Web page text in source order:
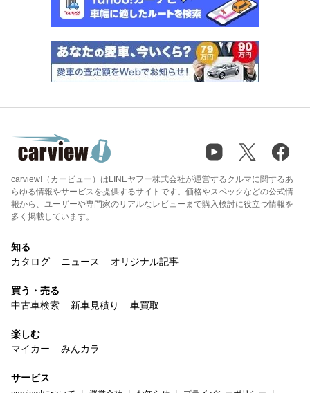
carview!（カービュー）はLINEヤフー株式会社が運営するクルマに関するあ
らゆる情報やサービスを提供するサイトです。価格やスペックなどの公式情
報から、ユーザーや専門家のリアルなレビューまで購入検討に役立つ情報を
多く掲載しています。
知る
カタログ
ニュース オリジナル記事
買う・売る
中古車検索
新車見積り 車買取
楽しむ
マイカー
みんカラ
サービス